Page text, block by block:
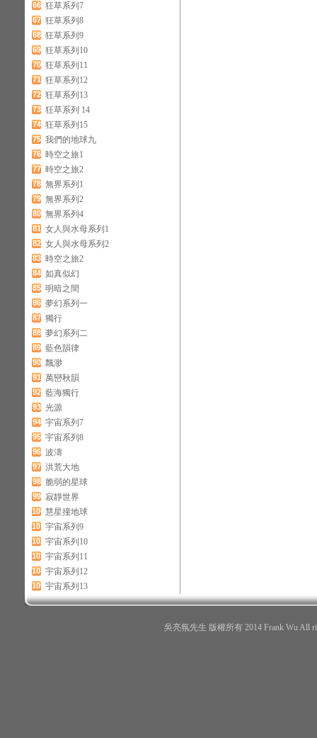
66 狂草系列7
67 狂草系列8
68 狂草系列9
69 狂草系列10
70 狂草系列11
71 狂草系列12
72 狂草系列13
73 狂草系列 14
74 狂草系列15
75 我們的地球九
76 時空之旅1
77 時空之旅2
78 無界系列1
79 無界系列2
80 無界系列4
81 女人與水母系列1
82 女人與水母系列2
83 時空之旅2
84 如真似幻
85 明暗之間
86 夢幻系列一
87 獨行
88 夢幻系列二
89 藍色韻律
90 飄渺
91 萬巒秋韻
92 藍海獨行
93 光源
94 宇宙系列7
95 宇宙系列8
96 波濤
97 洪荒大地
98 脆弱的星球
99 寂靜世界
100 慧星撞地球
101 宇宙系列9
102 宇宙系列10
103 宇宙系列11
104 宇宙系列12
105 宇宙系列13
吳亮氛先生 版權所有 2014 Frank Wu All